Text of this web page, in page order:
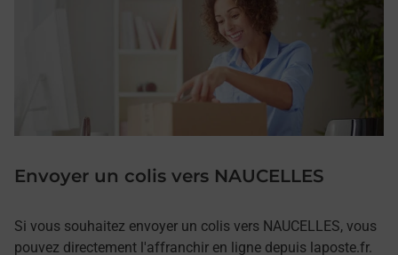
Envoyer un colis vers NAUCELLES
Si vous souhaitez envoyer un colis vers NAUCELLES, vous
pouvez directement l'affranchir en ligne depuis laposte.fr.